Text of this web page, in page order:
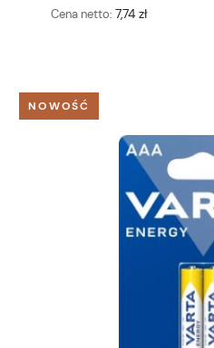
Cena netto: 7,74 zł
NOWOŚĆ